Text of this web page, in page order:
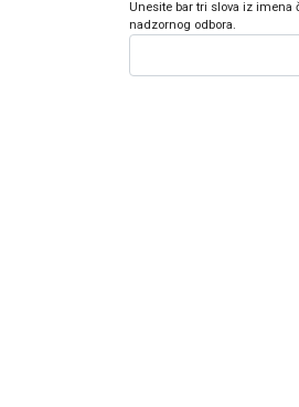
Unesite bar tri slova iz imena
nadzornog odbora.